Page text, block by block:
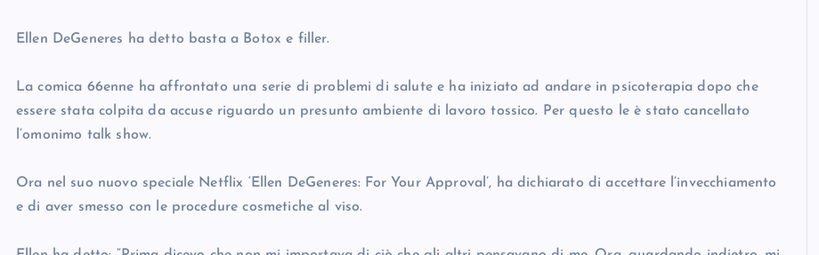
Ellen DeGeneres ha detto basta a Botox e filler.
La comica 66enne ha affrontato una serie di problemi di salute e ha iniziato ad andare in psicoterapia dopo che
essere stata colpita da accuse riguardo un presunto ambiente di lavoro tossico. Per questo le è stato cancellato
l’omonimo talk show.
Ora nel suo nuovo speciale Netflix ‘Ellen DeGeneres: For Your Approval’, ha dichiarato di accettare l’invecchiamento
e di aver smesso con le procedure cosmetiche al viso.